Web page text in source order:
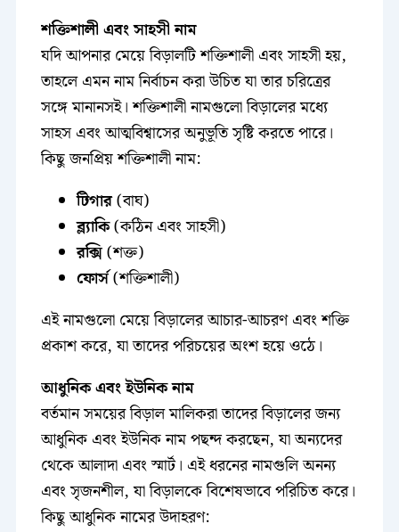
শক্তিশালী এবং সাহসী নাম
যদি আপনার মেয়ে বিড়ালটি শক্তিশালী এবং সাহসী হয়,
তাহলে এমন নাম নির্বাচন করা উচিত যা তার চরিত্রের
সঙ্গে মানানসই। শক্তিশালী নামগুলো বিড়ালের মধ্যে
সাহস এবং আত্মবিশ্বাসের অনুভূতি সৃষ্টি করতে পারে।
কিছু জনপ্রিয় শক্তিশালী নাম:
টিগার(বাঘ)
ব্ল্যাকি(কঠিন এবং সাহসী)
রক্সি(শক্ত)
ফোর্স(শক্তিশালী)
এই নামগুলো মেয়ে বিড়ালের আচার-আচরণ এবং শক্তি
প্রকাশ করে, যা তাদের পরিচয়ের অংশ হয়ে ওঠে।
আধুনিক এবং ইউনিক নাম
বর্তমান সময়ের বিড়াল মালিকরা তাদের বিড়ালের জন্য
আধুনিক এবং ইউনিক নাম পছন্দ করছেন, যা অন্যদের
থেকে আলাদা এবং স্মার্ট। এই ধরনের নামগুলি অনন্য
এবং সৃজনশীল, যা বিড়ালকে বিশেষভাবে পরিচিত করে।
কিছু আধুনিক নামের উদাহরণ: